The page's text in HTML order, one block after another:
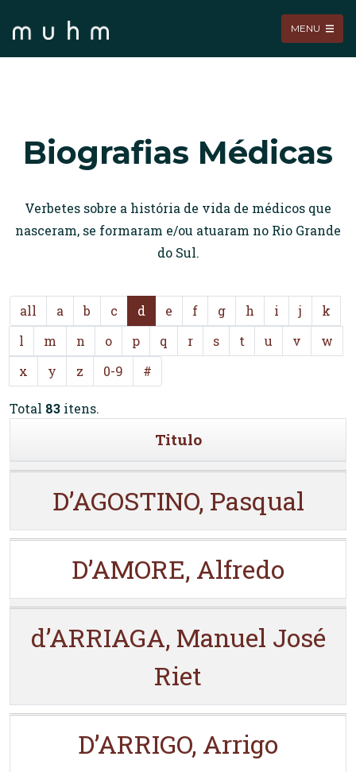
MENU
Biografias Médicas
Verbetes sobre a história de vida de médicos que
nasceram, se formaram e/ou atuaram no Rio Grande
do Sul.
all a b c d e f g h i j
k
l
m n o p q r s t u v
w
x
y z 0-9 #
Total 83 itens.
Titulo
D’AGOSTINO, Pasqual
D’AMORE, Alfredo
d’ARRIAGA, Manuel José
Riet
D’ARRIGO, Arrigo